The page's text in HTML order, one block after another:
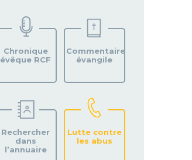
PAROISSE
Chronique
évêque RCF
Commentaire
évangile
Rechercher
dans
l’annuaire
Lutte contre
les abus